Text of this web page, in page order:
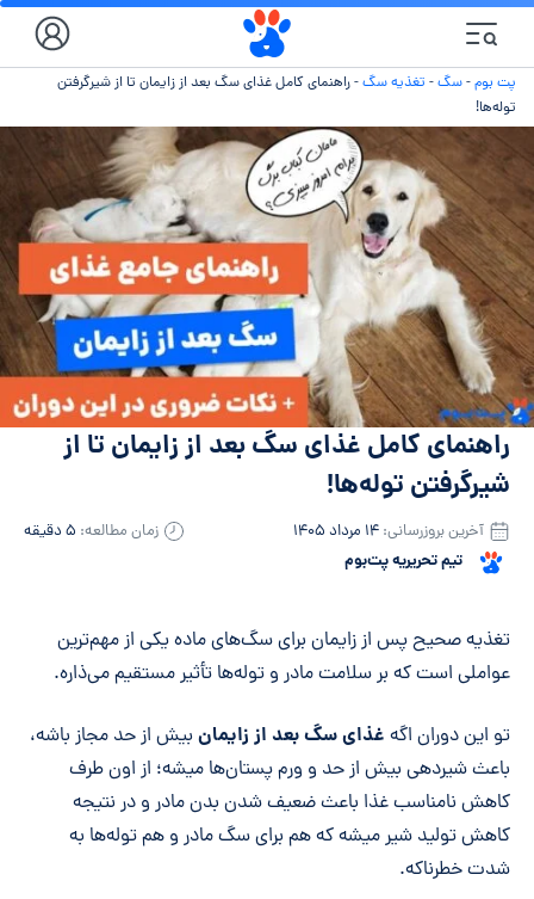
پت بوم-سگ- تغذیه سگ-راهنمای کامل غذای سگ بعد از زایمان تا از شیرگرفتن
توله‌ها!
راهنمای کامل غذای سگ بعد از زایمان تا از
شیرگرفتن توله‌ها!
تیم تحریریه پت‌بوم
آخرین بروزرسانی: ۱۴ مرداد ۱۴۰۵ زمان مطالعه: ۵ دقیقه
خلاصه مقاله
تغذیه صحیح پس از زایمان برای سگ‌های ماده یکی از مهم‌ترین
عواملی است که بر سلامت مادر و توله‌ها تأثیر مستقیم می‌ذاره.
تو این دوران اگه غذای سگ بعد از زایمان بیش از حد مجاز باشه،
باعث شیردهی بیش از حد و ورم پستان‌ها میشه؛ از اون طرف
کاهش نامناسب غذا باعث ضعیف شدن بدن مادر و در نتیجه
کاهش تولید شیر میشه که هم برای سگ مادر و هم توله‌ها به
شدت خطرناکه.